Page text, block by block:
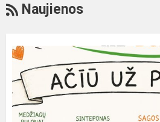
RSS
Naujienos
Padėka
rėmėjui